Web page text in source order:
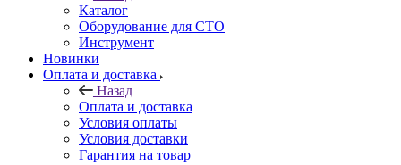
Каталог
Оборудование для СТО
Инструмент
Новинки
Оплата и доставка
Назад
Оплата и доставка
Условия оплаты
Условия доставки
Гарантия на товар